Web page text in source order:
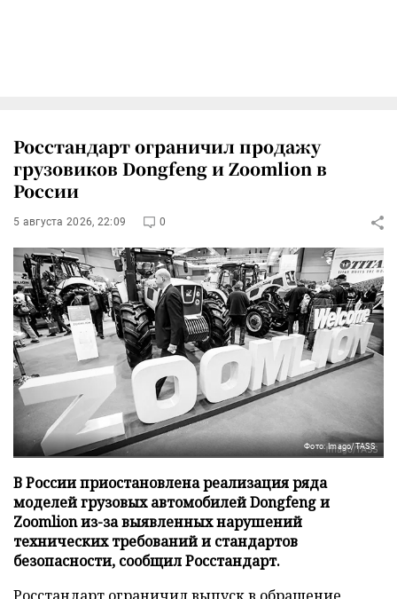
Росстандарт ограничил продажу
грузовиков Dongfeng и Zoomlion в
России
5 августа 2026, 22:09 0
Фото: Imago/TASS
В России приостановлена реализация ряда
моделей грузовых автомобилей Dongfeng и
Zoomlion из-за выявленных нарушений
технических требований и стандартов
безопасности, сообщил Росстандарт.